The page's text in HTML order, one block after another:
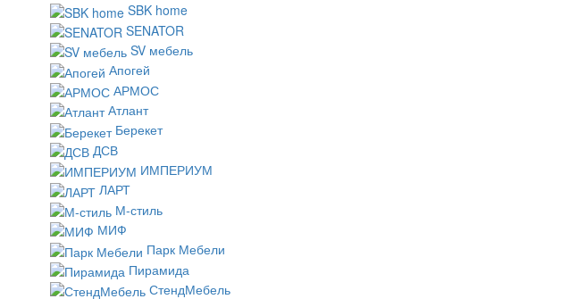
SBK home
SENATOR
SV мебель
Апогей
АРМОС
Атлант
Берекет
ДСВ
ИМПЕРИУМ
ЛАРТ
М-стиль
МИФ
Парк Мебели
Пирамида
СтендМебель